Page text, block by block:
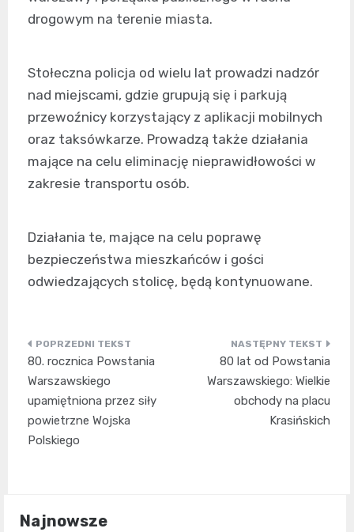
drogowym na terenie miasta.
Stołeczna policja od wielu lat prowadzi nadzór
nad miejscami, gdzie grupują się i parkują
przewoźnicy korzystający z aplikacji mobilnych
oraz taksówkarze. Prowadzą także działania
mające na celu eliminację nieprawidłowości w
zakresie transportu osób.
Działania te, mające na celu poprawę
bezpieczeństwa mieszkańców i gości
odwiedzających stolicę, będą kontynuowane.
Nawigacja
wpisu
80. rocznica Powstania
Warszawskiego
upamiętniona przez siły
powietrzne Wojska
Polskiego
80 lat od Powstania
Warszawskiego: Wielkie
obchody na placu
Krasińskich
Najnowsze